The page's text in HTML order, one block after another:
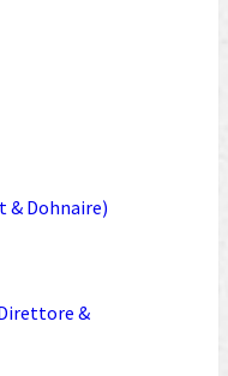
& Dohnaire)
&